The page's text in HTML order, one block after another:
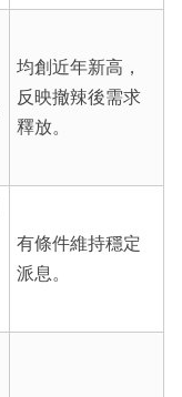
均創近年新高，
反映撤辣後需求
釋放。
有條件維持穩定
派息。